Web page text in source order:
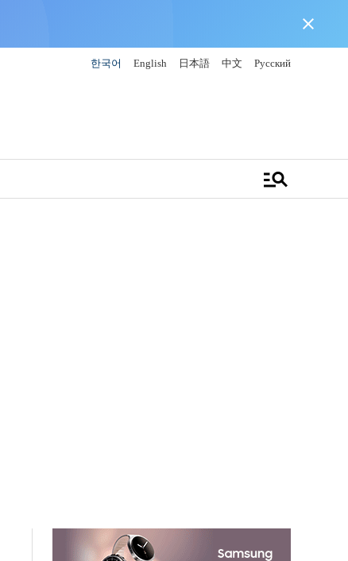
close
한국어 English 日本語 中文 Русский
manage_search